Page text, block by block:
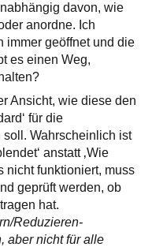
davon, wie
anordne. Ich
immer geöffnet und die
es einen Weg,
Ansicht, wie diese den
für die
Wahrscheinlich ist
anstatt ‚Wie
nicht funktioniert, muss
geprüft werden, ob
hat.
Reduzieren-
aber nicht für alle